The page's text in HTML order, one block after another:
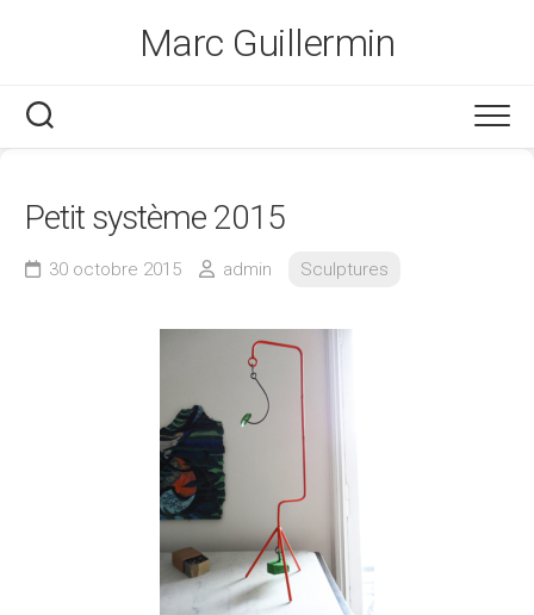
Marc Guillermin
Petit système 2015
30 octobre 2015 admin Sculptures